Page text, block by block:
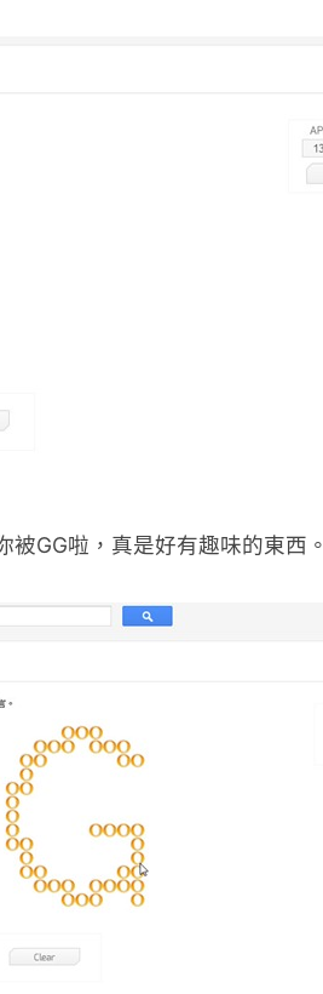
GG啦，真是好有趣味的東西。